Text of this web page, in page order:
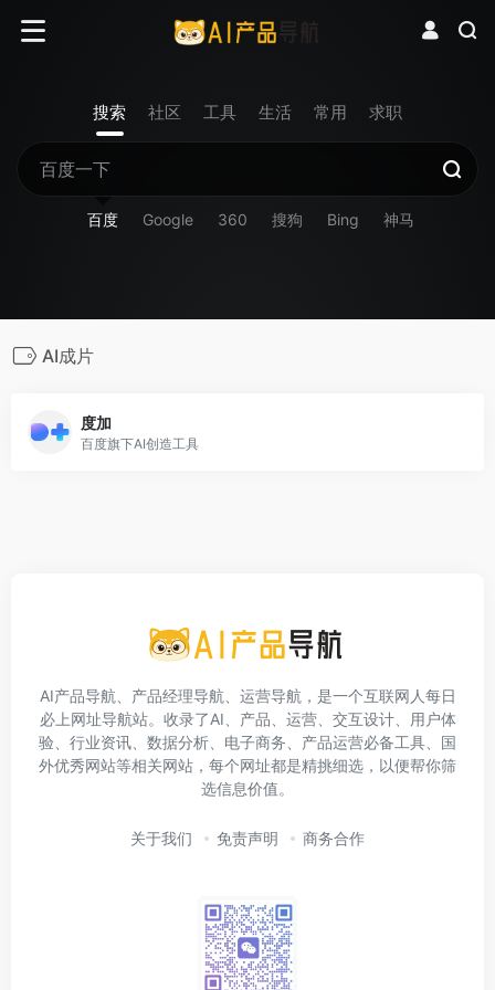
搜索 社区 工具 生活 常用 求职
百度 Google 360 搜狗 Bing 神马
AI成片
度加
百度旗下AI创造工具
AI产品导航、产品经理导航、运营导航，是一个互联网人每日
必上网址导航站。收录了AI、产品、运营、交互设计、用户体
验、行业资讯、数据分析、电子商务、产品运营必备工具、国
外优秀网站等相关网站，每个网址都是精挑细选，以便帮你筛
选信息价值。
关于我们 免责声明 商务合作